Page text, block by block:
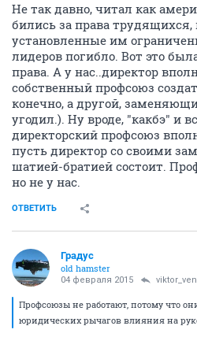
Не так давно, читал как
бились за права трудящихся,
установленные им
лидеров погибло. Вот это
права. А у нас..директор
собственный профсоюз
конечно, а другой,
угодил.). Ну вроде, "какбэ" и
директорский профсоюз
пусть директор со своими
шатией-братией состоит.
но не у нас.
ОТВЕТИТЬ
Градус
old hamster
04 февраля 2015
Профсоюзы не работают, потому что
юридических рычагов влияния на